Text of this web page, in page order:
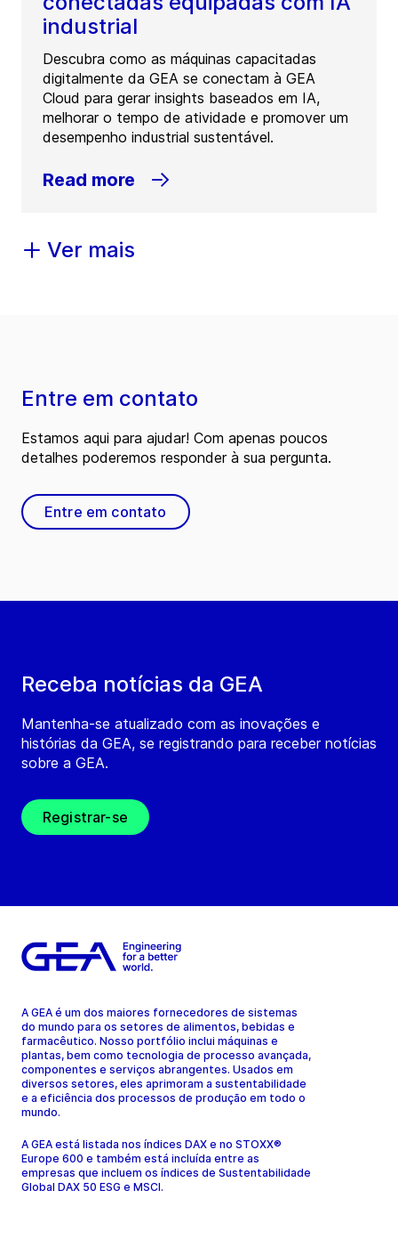
industrial
Descubra como as máquinas capacitadas
digitalmente da GEA se conectam à GEA
Cloud para gerar insights baseados em IA,
melhorar o tempo de atividade e promover um
desempenho industrial sustentável.
Read more
Ver mais
Receba notícias da GEA
Mantenha-se atualizado com as inovações e
histórias da GEA, se registrando para receber notícias
sobre a GEA.
Registrar-se
Entre em contato
Estamos aqui para ajudar! Com apenas poucos
detalhes poderemos responder à sua pergunta.
Entre em contato
A GEA é um dos maiores fornecedores de sistemas
do mundo para os setores de alimentos, bebidas e
farmacêutico. Nosso portfólio inclui máquinas e
plantas, bem como tecnologia de processo avançada,
componentes e serviços abrangentes. Usados em
diversos setores, eles aprimoram a sustentabilidade
e a eficiência dos processos de produção em todo o
mundo.
A GEA está listada nos índices DAX e no STOXX®
Europe 600 e também está incluída entre as
empresas que incluem os índices de Sustentabilidade
Global DAX 50 ESG e MSCI.